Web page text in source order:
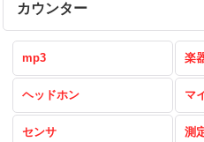
カウンター
mp3 楽
ヘッドホン マ
センサ 測